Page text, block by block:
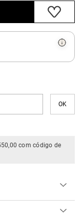
com código de